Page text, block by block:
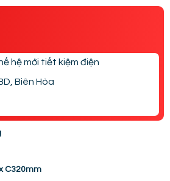
hệ mới tiết kiệm điện
Biên Hòa
C320mm